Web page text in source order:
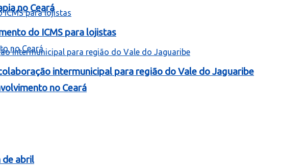
no Ceará
no Ceará
do ICMS para lojistas
intermunicipal para região do Vale do Jaguaribe
de abril